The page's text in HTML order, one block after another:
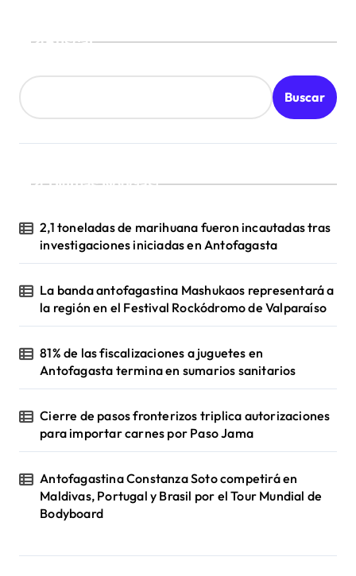
d
s
Buscar
Buscar
¡Ultimas Noticias!
2,1 toneladas de marihuana fueron incautadas tras
investigaciones iniciadas en Antofagasta
La banda antofagastina Mashukaos representará a
la región en el Festival Rockódromo de Valparaíso
81% de las fiscalizaciones a juguetes en
Antofagasta termina en sumarios sanitarios
Cierre de pasos fronterizos triplica autorizaciones
para importar carnes por Paso Jama
Antofagastina Constanza Soto competirá en
Maldivas, Portugal y Brasil por el Tour Mundial de
Bodyboard